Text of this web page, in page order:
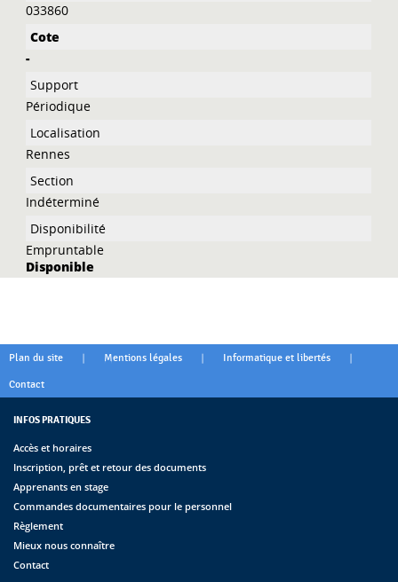
033860
-
Périodique
Rennes
Indéterminé
Empruntable
Disponible
Plan du site | Mentions légales | Informatique et libertés |
Contact
INFOS PRATIQUES
Accès et horaires
Inscription, prêt et retour des documents
Apprenants en stage
Commandes documentaires pour le personnel
Règlement
Mieux nous connaître
Contact